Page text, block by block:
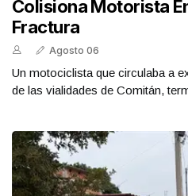
Colisiona Motorista
Fractura
Agosto 06
Un motociclista que circulaba a
de las vialidades de Comitán,